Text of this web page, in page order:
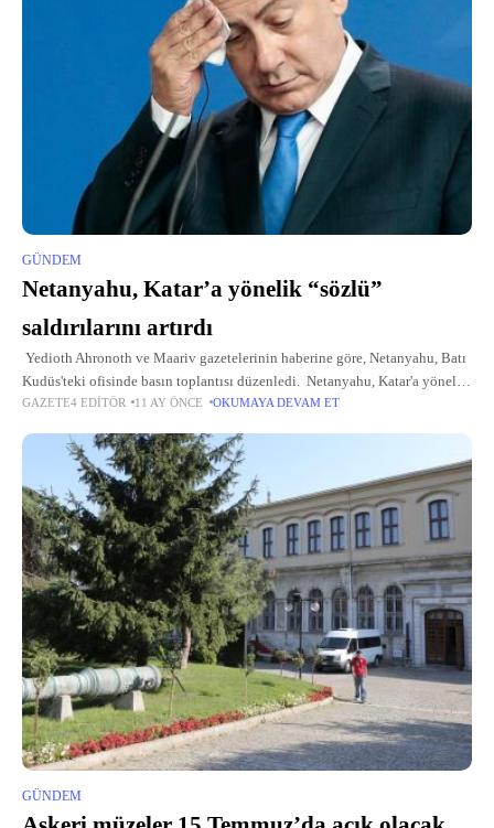
GÜNDEM
Netanyahu, Katar’a yönelik “sözlü”
saldırılarını artırdı
Yedioth Ahronoth ve Maariv gazetelerinin haberine göre, Netanyahu, Batı
Kudüs'teki ofisinde basın toplantısı düzenledi. Netanyahu, Katar'a yönelik
sert eleştirilerinin olduğunu ve "bunları savaş sırasında ortaya koyduğunu"
GAZETE4 EDITÖR 11 AY ÖNCE OKUMAYA DEVAM ET
GÜNDEM